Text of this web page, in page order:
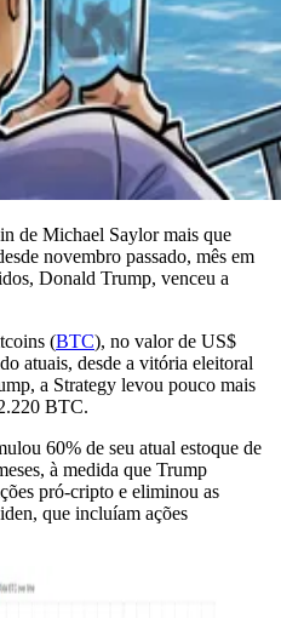
de Michael Saylor mais que
novembro passado, mês em
Donald Trump, venceu a
(BTC), no valor de US$
atuais, desde a vitória eleitoral
a Strategy levou pouco mais
BTC.
60% de seu atual estoque de
à medida que Trump
pró-cripto e eliminou as
que incluíam ações